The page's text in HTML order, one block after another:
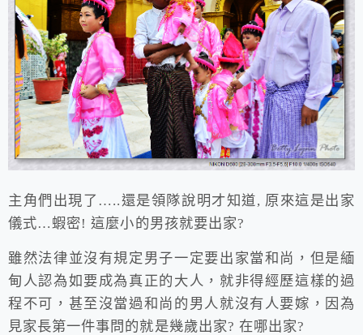
主角們出現了…..還是領隊說明才知道, 原來這是出家
儀式…蝦密! 這麼小的男孩就要出家?
雖然法律並沒有規定男子一定要出家當和尚，但是緬
甸人認為如要成為真正的大人，就非得經歷這樣的過
程不可，甚至沒當過和尚的男人就沒有人要嫁，因為
見家長第一件事問的就是幾歲出家? 在哪出家?